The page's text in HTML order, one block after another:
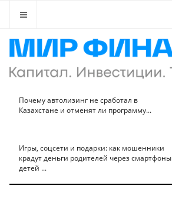
Почему автолизинг не сработал в
Казахстане и отменят ли программу...
Игры, соцсети и подарки: как мошенники
крадут деньги родителей через смартфоны
детей ...